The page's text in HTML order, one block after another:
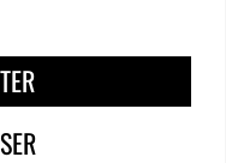
Ponchardier